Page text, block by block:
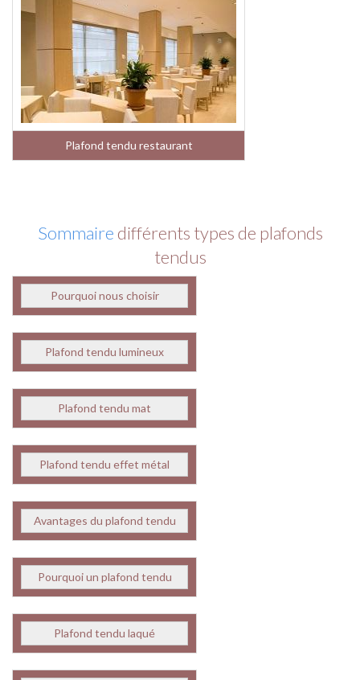
Plafond tendu restaurant
Sommaire différents types de plafonds
tendus
Pourquoi nous choisir
Plafond tendu lumineux
Plafond tendu mat
Plafond tendu effet métal
Avantages du plafond tendu
Pourquoi un plafond tendu
Plafond tendu laqué